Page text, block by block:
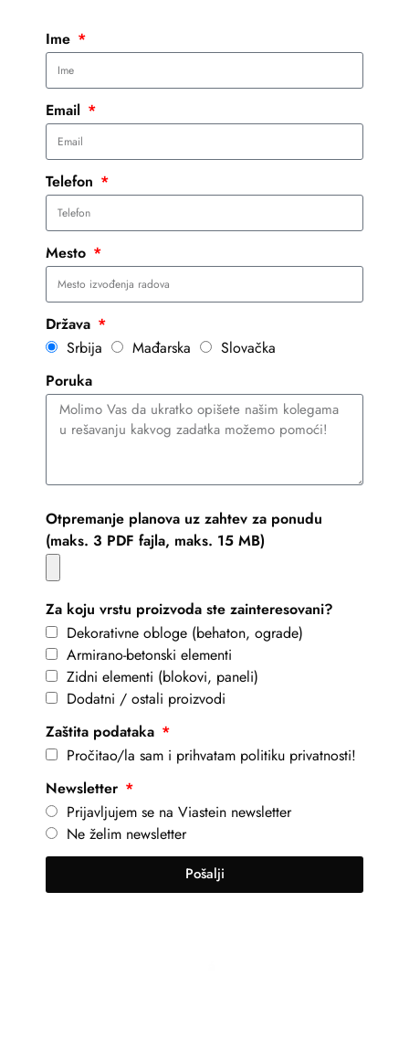
Ime
Email
Telefon
Mesto
Država
Srbija
Mađarska
Slovačka
Poruka
Otpremanje planova uz zahtev za ponudu
(maks. 3 PDF fajla, maks. 15 MB)
Za koju vrstu proizvoda ste zainteresovani?
Dekorativne obloge (behaton, ograde)
Armirano-betonski elementi
Zidni elementi (blokovi, paneli)
Dodatni / ostali proizvodi
Zaštita podataka
Pročitao/la sam i prihvatam politiku privatnosti!
Newsletter
Prijavljujem se na Viastein newsletter
Ne želim newsletter
Pošalji